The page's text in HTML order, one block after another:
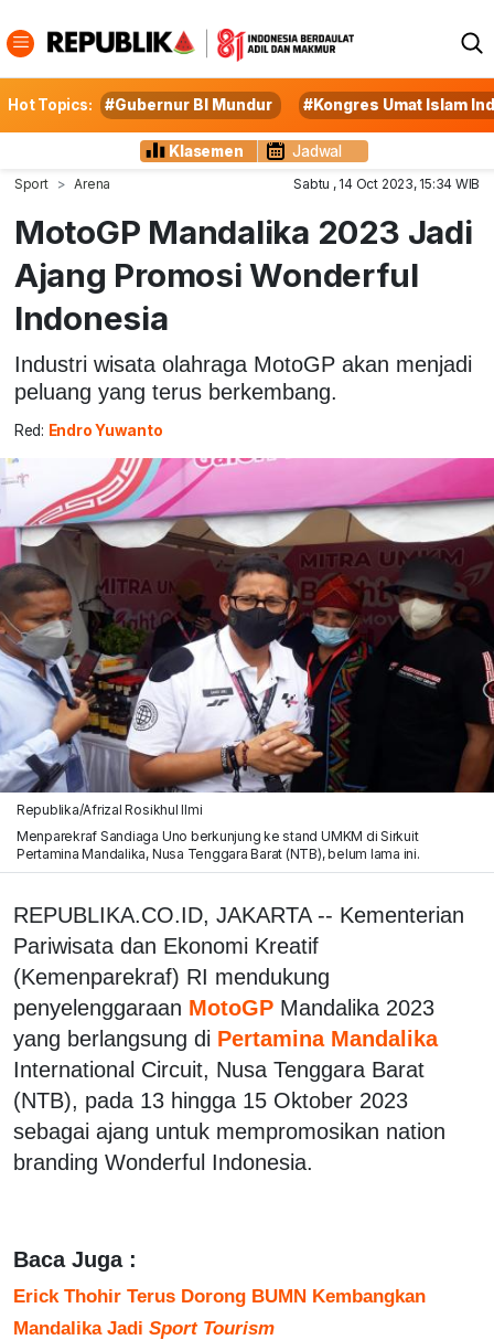
Hot Topics: #Gubernur BI Mundur #Kongres Umat Islam
Klasemen Jadwal
Sport Arena Sabtu , 14 Oct 2023, 15:34 WIB
MotoGP Mandalika 2023 Jadi
Ajang Promosi Wonderful
Indonesia
Industri wisata olahraga MotoGP akan menjadi
peluang yang terus berkembang.
Red: Endro Yuwanto
Republika/Afrizal Rosikhul Ilmi
Menparekraf Sandiaga Uno berkunjung ke stand UMKM di Sirkuit
Pertamina Mandalika, Nusa Tenggara Barat (NTB), belum lama ini.
REPUBLIKA.CO.ID, JAKARTA -- Kementerian
Pariwisata dan Ekonomi Kreatif
(Kemenparekraf) RI mendukung
penyelenggaraan MotoGP Mandalika 2023
yang berlangsung di Pertamina Mandalika
International Circuit, Nusa Tenggara Barat
(NTB), pada 13 hingga 15 Oktober 2023
sebagai ajang untuk mempromosikan nation
branding Wonderful Indonesia.
Baca Juga :
Erick Thohir Terus Dorong BUMN Kembangkan
Mandalika Jadi Sport Tourism